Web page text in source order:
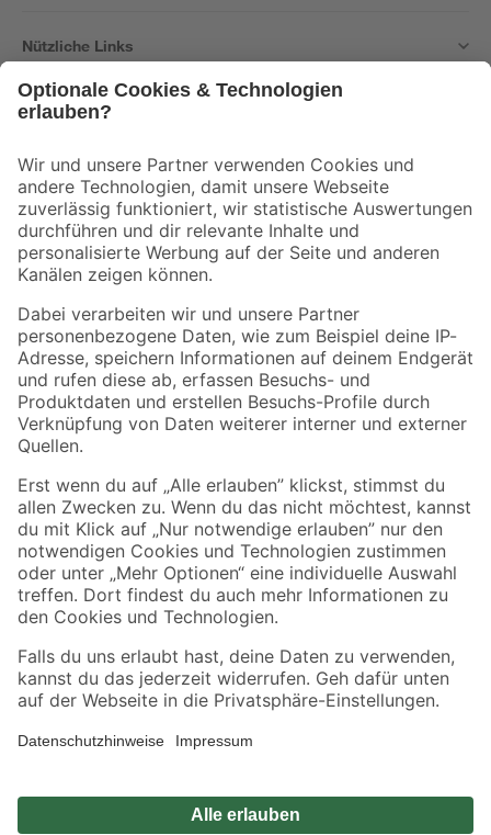
Nützliche Links
Der toom Newsletter: Keine Angebote und Aktionen mehr verpassen!
Zur Newsletter Anmeldung
Folge uns
Zahlungsarten Versandarten
Sicher einkaufen
Jetzt die toom-App herunterladen
Alle Preisangaben in EUR inkl. gesetzl. MwSt.. Die dargestellten Angebote sind unter
Umständen nicht in allen Märkten verfügbar. Die angegebenen Verfügbarkeiten beziehen
Produkte nur solange der Vorrat reicht.
*Paketversand ab 59 € versandkostenfrei, gilt nicht für Artikel mit Speditionsversand, hier
Privatsphäre Impressum